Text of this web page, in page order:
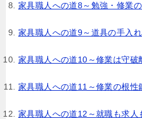
家具職人への道8～勉強・修業
家具職人への道9～道具の手入
家具職人への道10～修業は守破
家具職人への道11～修業の根性
家具職人への道12～就職も求人